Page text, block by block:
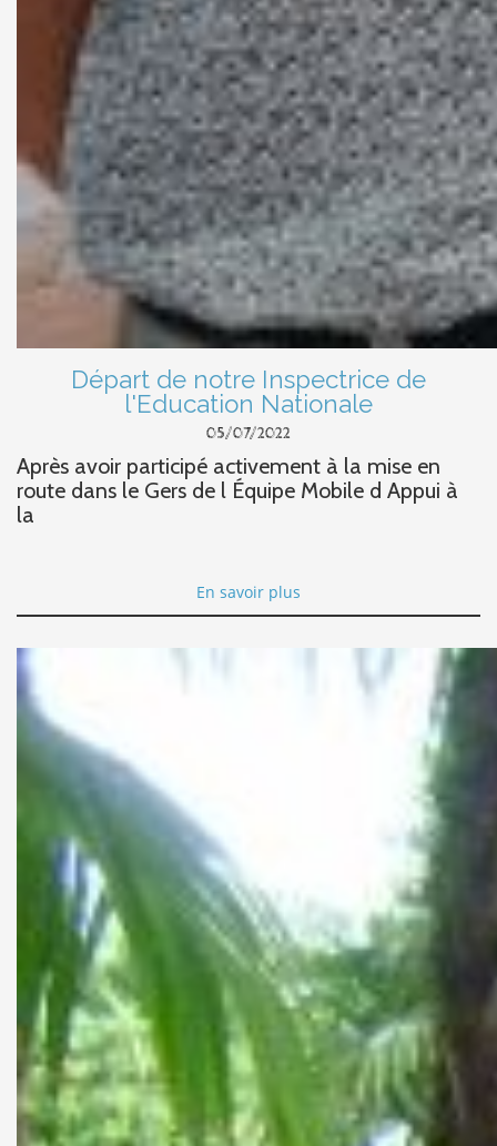
Départ de notre Inspectrice de
l'Education Nationale
05/07/2022
Après avoir participé activement à la mise en
route dans le Gers de l Équipe Mobile d Appui à
la
En savoir plus